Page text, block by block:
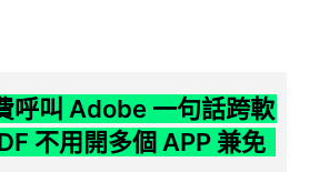
呼叫 Adobe 一句話跨軟
不用開多個 APP 兼免